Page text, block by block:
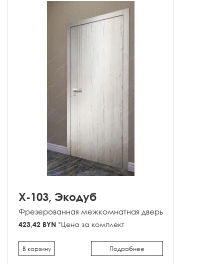
X-103, Экодуб
Фрезерованная межкомнатная дверь
423,42 BYN *Цена за комплект
Подробнее
В корзину